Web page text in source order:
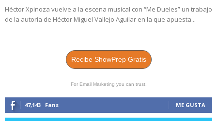
Héctor Xpinoza vuelve a la escena musical con “Me Dueles” un trabajo
de la autoría de Héctor Miguel Vallejo Aguilar en la que apuesta...
Recibe ShowPrep Gratis
For Email Marketing you can trust.
47,143 Fans ME GUSTA